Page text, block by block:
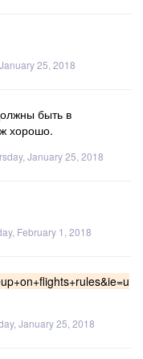
25, 2018
быть в
хорошо.
January 25, 2018
February 1, 2018
January 25, 2018